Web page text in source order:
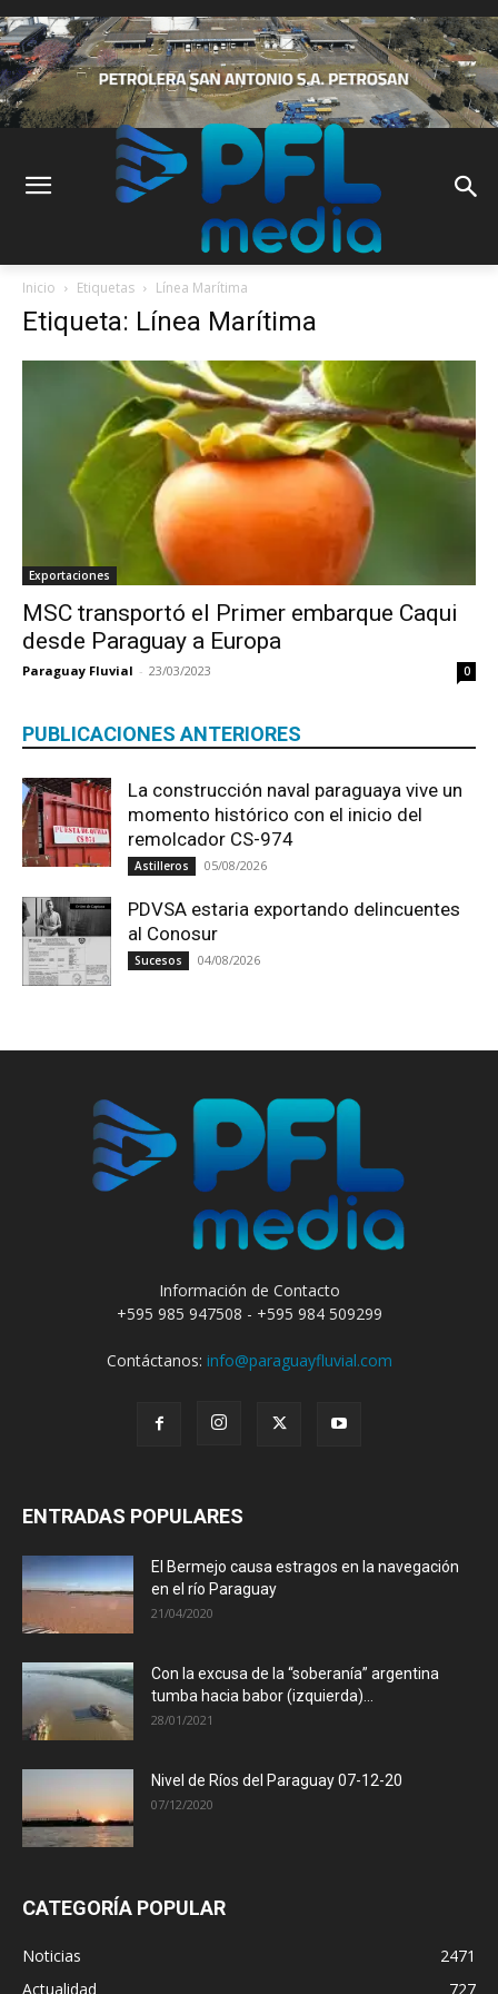
Inicio Etiquetas Línea Marítima
Etiqueta: Línea Marítima
Exportaciones
MSC transportó el Primer embarque Caqui
desde Paraguay a Europa
Paraguay Fluvial - 23/03/2023 0
PUBLICACIONES ANTERIORES
La construcción naval paraguaya vive un
momento histórico con el inicio del
remolcador CS-974
Astilleros 05/08/2026
PDVSA estaria exportando delincuentes
al Conosur
Sucesos 04/08/2026
Información de Contacto
+595 985 947508 - +595 984 509299
Contáctanos: info@paraguayfluvial.com
ENTRADAS POPULARES
El Bermejo causa estragos en la navegación
en el río Paraguay
21/04/2020
Con la excusa de la “soberanía” argentina
tumba hacia babor (izquierda)...
28/01/2021
Nivel de Ríos del Paraguay 07-12-20
07/12/2020
CATEGORÍA POPULAR
Noticias
2471
Actualidad
727